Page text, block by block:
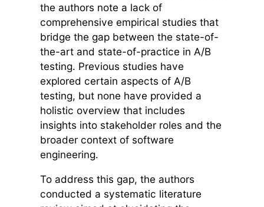
the authors note a lack of
comprehensive empirical studies that
bridge the gap between the state-of-
the-art and state-of-practice in A/B
testing. Previous studies have
explored certain aspects of A/B
testing, but none have provided a
holistic overview that includes
insights into stakeholder roles and the
broader context of software
engineering.
To address this gap, the authors
conducted a systematic literature